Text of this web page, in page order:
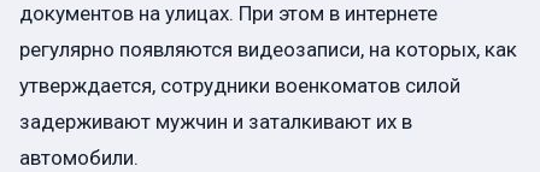
документов на улицах. При этом в интернете
регулярно появляются видеозаписи, на которых, как
утверждается, сотрудники военкоматов силой
задерживают мужчин и заталкивают их в
автомобили.